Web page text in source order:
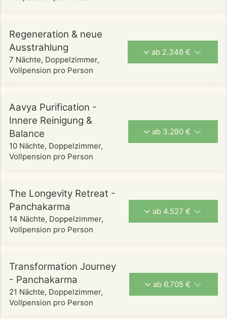
Regeneration & neue
Ausstrahlung
7 Nächte, Doppelzimmer,
Vollpension pro Person
ab 2.346 €
Aavya Purification -
Innere Reinigung &
Balance
10 Nächte, Doppelzimmer,
Vollpension pro Person
ab 3.280 €
The Longevity Retreat -
Panchakarma
14 Nächte, Doppelzimmer,
Vollpension pro Person
ab 4.527 €
Transformation Journey
- Panchakarma
21 Nächte, Doppelzimmer,
Vollpension pro Person
ab 6.705 €